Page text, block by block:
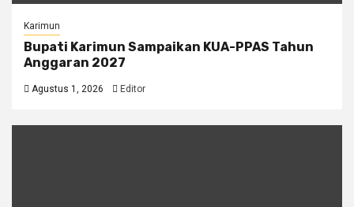
Karimun
Bupati Karimun Sampaikan KUA-PPAS Tahun
Anggaran 2027
Agustus 1, 2026 Editor